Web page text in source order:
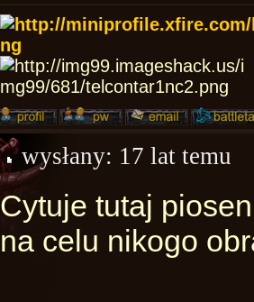
wysłany: 17 lat temu
Cytuje tutaj
na celu nikogo